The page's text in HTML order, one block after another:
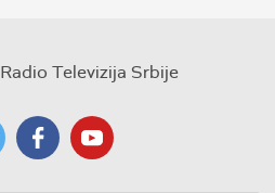
Radio Televizija Srbije